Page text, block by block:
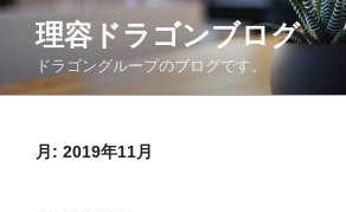
コ
ン
理容ドラゴンブログ
ドラゴングループのブログです。
月: 2019年11月